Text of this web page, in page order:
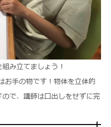
み立てましょう！
お手の物です！物体を立体的
で、講師は口出しをせずに完